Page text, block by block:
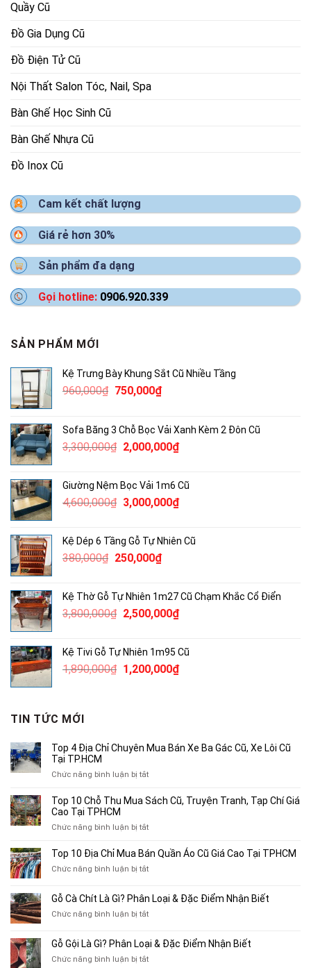
Quầy Cũ
Đồ Gia Dụng Cũ
Đồ Điện Tử Cũ
Nội Thất Salon Tóc, Nail, Spa
Bàn Ghế Học Sinh Cũ
Bàn Ghế Nhựa Cũ
Đồ Inox Cũ
Cam kết chất lượng
Giá rẻ hơn 30%
Sản phẩm đa dạng
Gọi hotline: 0906.920.339
SẢN PHẨM MỚI
Kệ Trưng Bày Khung Sắt Cũ Nhiều Tầng
960,000₫ Giá
960,000₫.
750,000₫Giá
là:
750,000₫.
Sofa Băng 3 Chỗ Bọc Vải Xanh Kèm 2 Đôn Cũ
3,300,000₫ Giá
3,300,000₫.
2,000,000₫Giá
là:
2,000,000₫.
Giường Nệm Bọc Vải 1m6 Cũ
4,600,000₫ Giá
4,600,000₫.
3,000,000₫Giá
là:
Kệ Dép 6 Tầng Gỗ Tự Nhiên Cũ
380,000₫ Giá
380,000₫.
250,000₫Giá
là:
250,000₫.
Kệ Thờ Gỗ Tự Nhiên 1m27 Cũ Chạm Khắc Cổ Điển
3,800,000₫ Giá
3,800,000₫.
2,500,000₫Giá
là:
2,500,000₫.
Kệ Tivi Gỗ Tự Nhiên 1m95 Cũ
1,890,000₫ Giá
1,200,000₫Giá
TIN TỨC MỚI
Top 4 Địa Chỉ Chuyên Mua Bán Xe Ba Gác Cũ, Xe Lôi Cũ
Tại TP.HCM
Chức năng bình luận bị tắtở
4
Chuyên
Bán
Xe
Cũ,
Xe
Cũ
TP.HCM
Top 10 Chỗ Thu Mua Sách Cũ, Truyện Tranh, Tạp Chí Giá
Cao Tại TPHCM
Chức năng bình luận bị tắtở
10
Thu
Sách
Tạp
Chí
Top 10 Địa Chỉ Mua Bán Quần Áo Cũ Giá Cao Tại TPHCM
Chức năng bình luận bị tắtở
Địa
Chỉ
Bán
Áo
Gỗ Cà Chít Là Gì? Phân Loại & Đặc Điểm Nhận Biết
Chức năng bình luận bị tắtở
Chít
Là
Gỗ Gội Là Gì? Phân Loại & Đặc Điểm Nhận Biết
Chức năng bình luận bị tắtở